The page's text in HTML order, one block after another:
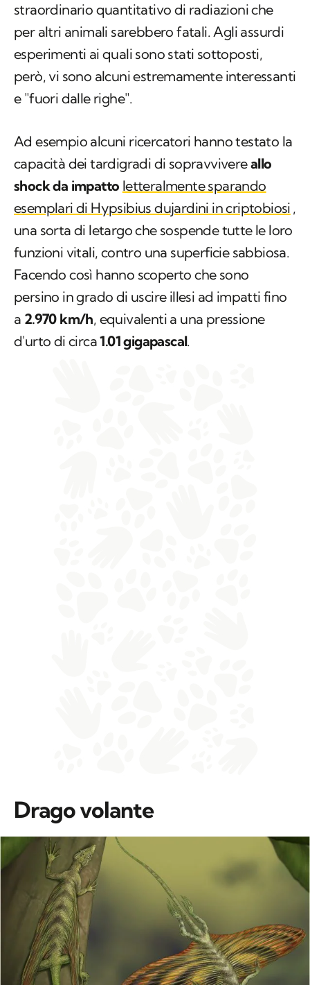
straordinario quantitativo di radiazioni che
per altri animali sarebbero fatali. Agli assurdi
esperimenti ai quali sono stati sottoposti,
però, vi sono alcuni estremamente interessanti
e "fuori dalle righe".
Ad esempio alcuni ricercatori hanno testato la
capacità dei tardigradi di sopravvivereallo
shock da impatto letteralmente sparando
esemplari di Hypsibius dujardini in criptobiosi ,
una sorta di letargo che sospende tutte le loro
funzioni vitali, contro una superficie sabbiosa.
Facendo così hanno scoperto che sono
persino in grado di uscire illesi ad impatti fino
a 2.970 km/h, equivalenti a una pressione
d'urto di circa1.01 gigapascal.
Drago volante